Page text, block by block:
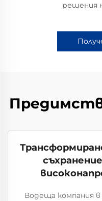
решения
Водеща компания